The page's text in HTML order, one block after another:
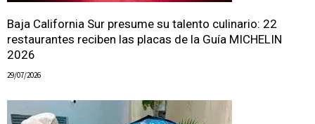
Baja California Sur presume su talento culinario: 22
restaurantes reciben las placas de la Guía MICHELIN
2026
29/07/2026